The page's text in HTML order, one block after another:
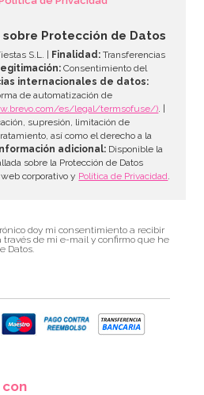
Protección de Datos
S.L. | Finalidad: Transferencias
Consentimiento del
internacionales de datos:
de automatización de
es/legal/termsofuse/). |
supresión, limitación de
así como el derecho a la
Información adicional: Disponible la
sobre la Protección de Datos
corporativo y Política de Privacidad.
doy mi consentimiento a recibir
de mi e-mail y confirmo que he
Datos.
con